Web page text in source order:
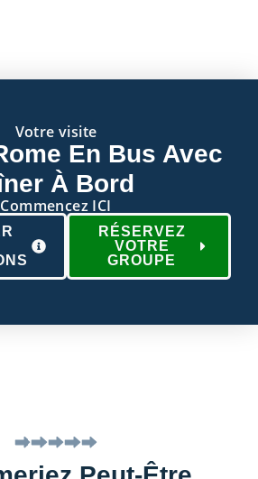
Votre visite
En Bus Avec
À Bord
Commencez ICI
RÉSERVEZ
VOTRE
GROUPE